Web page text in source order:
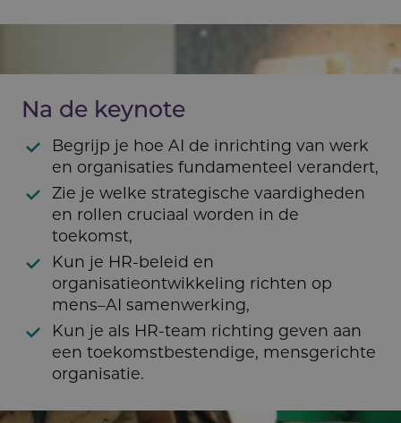
Na de keynote
Begrijp je hoe AI de inrichting van werk
en organisaties fundamenteel verandert,
Zie je welke strategische vaardigheden
en rollen cruciaal worden in de
toekomst,
Kun je HR-beleid en
organisatieontwikkeling richten op
mens–AI samenwerking,
Kun je als HR-team richting geven aan
een toekomstbestendige, mensgerichte
organisatie.